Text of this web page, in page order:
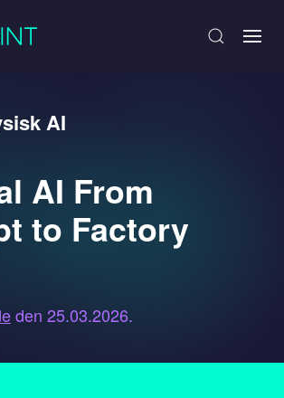
AI
AI From
to Factory
den 25.03.2026.